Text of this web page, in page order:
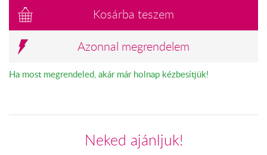
Kosárba teszem
Azonnal megrendelem
Ha most megrendeled, akár már holnap kézbesítjük!
Neked ajánljuk!